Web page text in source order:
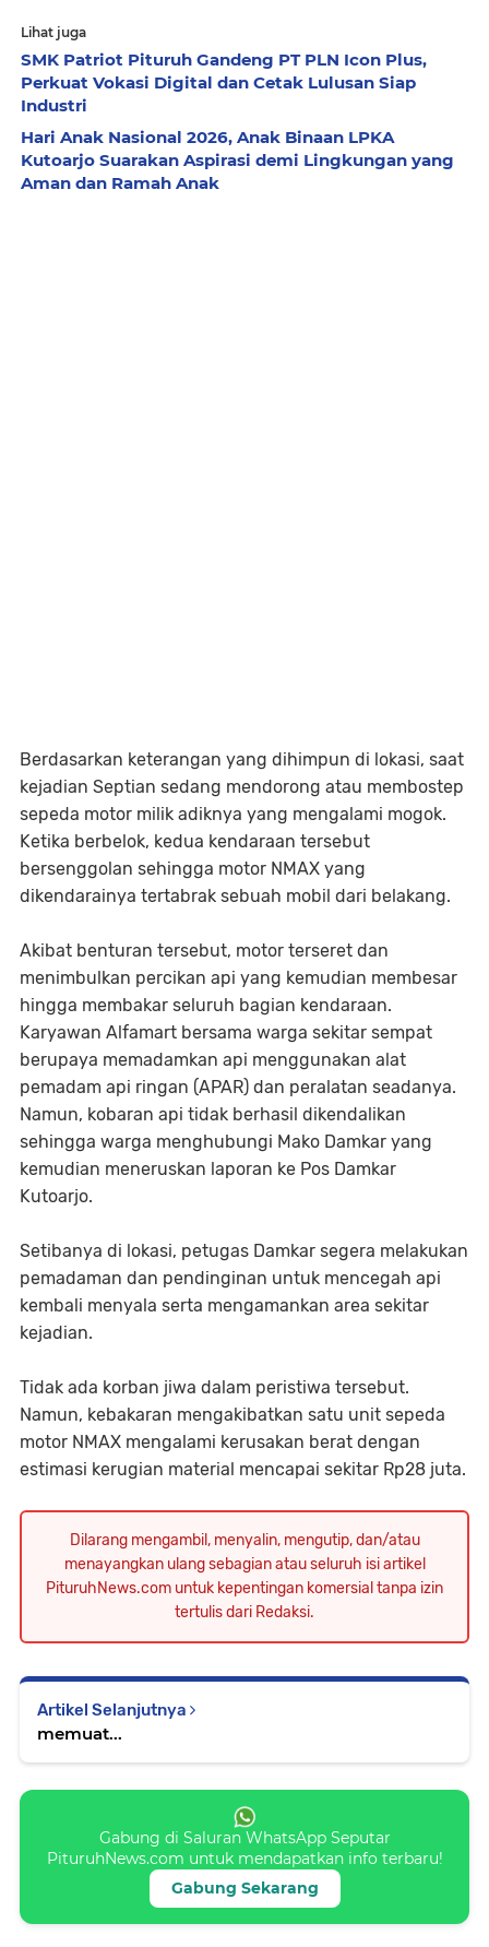
Lihat juga
SMK Patriot Pituruh Gandeng PT PLN Icon Plus,
Perkuat Vokasi Digital dan Cetak Lulusan Siap
Industri
Hari Anak Nasional 2026, Anak Binaan LPKA
Kutoarjo Suarakan Aspirasi demi Lingkungan yang
Aman dan Ramah Anak
Berdasarkan keterangan yang dihimpun di lokasi, saat
kejadian Septian sedang mendorong atau membostep
sepeda motor milik adiknya yang mengalami mogok.
Ketika berbelok, kedua kendaraan tersebut
bersenggolan sehingga motor NMAX yang
dikendarainya tertabrak sebuah mobil dari belakang.
Akibat benturan tersebut, motor terseret dan
menimbulkan percikan api yang kemudian membesar
hingga membakar seluruh bagian kendaraan.
Karyawan Alfamart bersama warga sekitar sempat
berupaya memadamkan api menggunakan alat
pemadam api ringan (APAR) dan peralatan seadanya.
Namun, kobaran api tidak berhasil dikendalikan
sehingga warga menghubungi Mako Damkar yang
kemudian meneruskan laporan ke Pos Damkar
Kutoarjo.
Setibanya di lokasi, petugas Damkar segera melakukan
pemadaman dan pendinginan untuk mencegah api
kembali menyala serta mengamankan area sekitar
kejadian.
Tidak ada korban jiwa dalam peristiwa tersebut.
Namun, kebakaran mengakibatkan satu unit sepeda
motor NMAX mengalami kerusakan berat dengan
estimasi kerugian material mencapai sekitar Rp28 juta.
Dilarang mengambil, menyalin, mengutip, dan/atau
menayangkan ulang sebagian atau seluruh isi artikel
PituruhNews.com untuk kepentingan komersial tanpa izin
tertulis dari Redaksi.
Artikel Selanjutnya
memuat...
Gabung di Saluran WhatsApp Seputar
PituruhNews.com untuk mendapatkan info terbaru!
Gabung Sekarang